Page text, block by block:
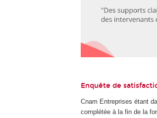
Enquête de
Cnam Entreprises étant
complétée à la fin de la